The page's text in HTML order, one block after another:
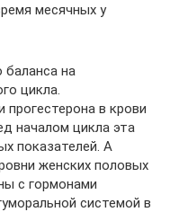
месячных у
баланса на
цикла.
прогестерона в крови
началом цикла эта
показателей. А
женских половых
с гормонами
системой в